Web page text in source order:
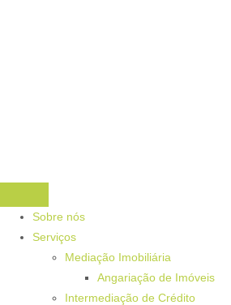
Sobre nós
Serviços
Mediação Imobiliária
Angariação de Imóveis
Intermediação de Crédito